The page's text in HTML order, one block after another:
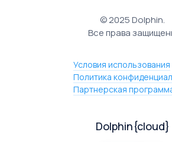
Удобный интерфейс и простота
и фармерами разделены, а у каждого
стата. Также в Дельфине есть
уведомлений о важных событиях в
просто сошли с ума от количества
© 2025 Dolphin.
Все права
Условия использования
Политика
Партнерская
Dolphin{cloud}